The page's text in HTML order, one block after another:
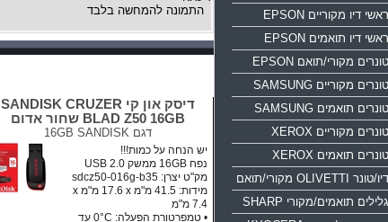
התמונה להמחשה בלבד
דיסק און קי SANDISK CRUZER
BLAD Z50 16GB שחור אדום
דגם 16GB SANDISK
יש הנחה על כמות!!!
נפח 16GB ממשק USB 2.0
מק"ט יצרן: sdcz50-016g-b35
מידות: ‏41.5 מ"מ x ‏17.6 מ"מ x
• טמפרטורת הפעלה: ‏0°C עד
ראשי דיו מקוריים EPSON
ראשי דיו תואמים EPSON
טונרים מקורי/תואם EPSON
טונרים מקוריים SAMSUNG
טונרים תואמים SAMSUNG
טונרים מקוריים XEROX
טונרים תואמים XEROX
דיו/טונר OLIVETTI מקורי/תואם
גלילים תואמים/מקורי SHARP